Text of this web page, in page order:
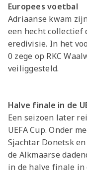
Europees voetbal
Adriaanse kwam
een hecht collectief
eredivisie. In het
0 zege op RKC
veiliggesteld.
Halve finale in de
Een seizoen later
UEFA Cup. Onder
Sjachtar Donetsk
de Alkmaarse
in de halve finale